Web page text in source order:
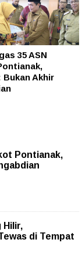
35 ASN
Bukan Akhir
Pontianak,
Hilir,
di Tempat